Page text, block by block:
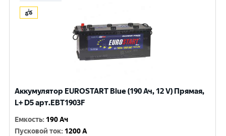
Аккумулятор EUROSTART Blue (190 Ач, 12 V) Прямая,
L+ D5 арт.EBT1903F
Емкость: 190 Ач
Пусковой ток: 1200 A